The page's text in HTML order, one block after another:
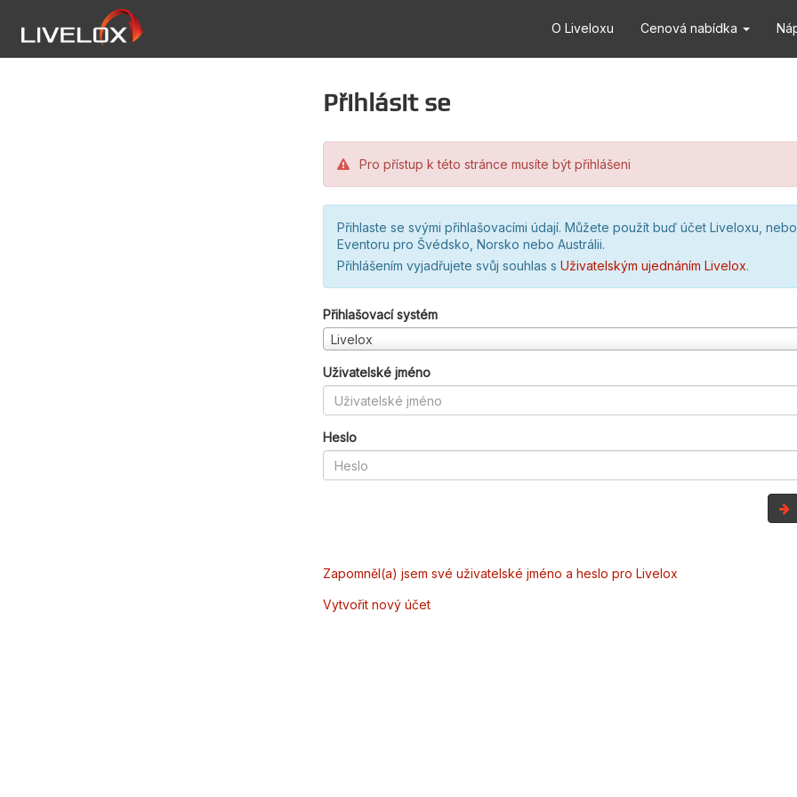
O Liveloxu Cenová nabídka
Přihlásit se
Pro přístup k této stránce musíte být přihlášeni
Přihlaste se svými přihlašovacími údají. Můžete použít buď účet Liveloxu,
Eventoru pro Švédsko, Norsko nebo Austrálii.
Přihlášením vyjadřujete svůj souhlas s Uživatelským ujednáním Livelox.
Přihlašovací systém
Livelox
Uživatelské jméno
Heslo
Zapomněl(a) jsem své uživatelské jméno a heslo pro Livelox
Vytvořit nový účet